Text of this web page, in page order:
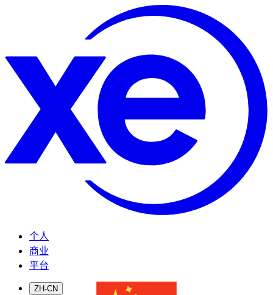
个人
商业
平台
ZH-CN